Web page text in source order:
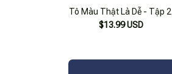
Tô Màu Thật Là Dễ - Tập 2
$13.99 USD